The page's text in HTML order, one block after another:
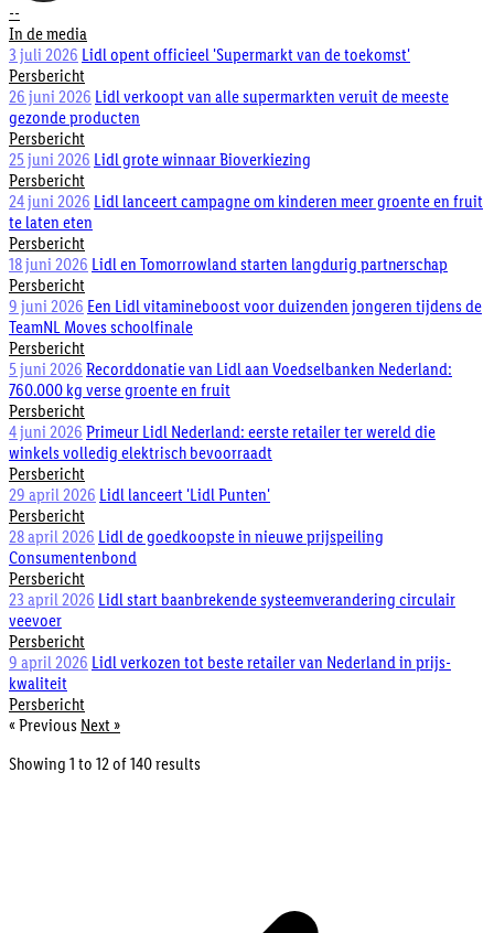
--
In de media
3 juli 2026 Lidl opent officieel 'Supermarkt van de toekomst'
Persbericht
26 juni 2026 Lidl verkoopt van alle supermarkten veruit de meeste
gezonde producten
Persbericht
25 juni 2026 Lidl grote winnaar Bioverkiezing
Persbericht
24 juni 2026 Lidl lanceert campagne om kinderen meer groente en fruit
te laten eten
Persbericht
18 juni 2026 Lidl en Tomorrowland starten langdurig partnerschap
Persbericht
9 juni 2026 Een Lidl vitamineboost voor duizenden jongeren tijdens de
TeamNL Moves schoolfinale
Persbericht
5 juni 2026 Recorddonatie van Lidl aan Voedselbanken Nederland:
760.000 kg verse groente en fruit
Persbericht
4 juni 2026 Primeur Lidl Nederland: eerste retailer ter wereld die
winkels volledig elektrisch bevoorraadt
Persbericht
29 april 2026 Lidl lanceert 'Lidl Punten'
Persbericht
28 april 2026 Lidl de goedkoopste in nieuwe prijspeiling
Consumentenbond
Persbericht
23 april 2026 Lidl start baanbrekende systeemverandering circulair
veevoer
Persbericht
9 april 2026 Lidl verkozen tot beste retailer van Nederland in prijs-
kwaliteit
Persbericht
« Previous Next »
Showing 1 to 12of140results